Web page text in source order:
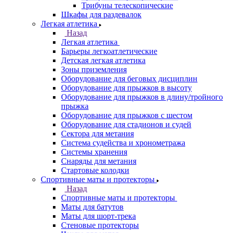
Трибуны телескопические
Шкафы для раздевалок
Легкая атлетика
Назад
Легкая атлетика
Барьеры легкоатлетические
Детская легкая атлетика
Зоны приземления
Оборудование для беговых дисциплин
Оборудование для прыжков в высоту
Оборудование для прыжков в длину/тройного
прыжка
Оборудование для прыжков с шестом
Оборудование для стадионов и судей
Сектора для метания
Система судейства и хронометража
Системы хранения
Снаряды для метания
Стартовые колодки
Спортивные маты и протекторы
Назад
Спортивные маты и протекторы
Маты для батутов
Маты для шорт-трека
Стеновые протекторы